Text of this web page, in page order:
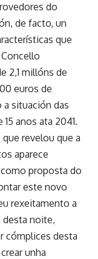
do
de facto, un
que
2,1 millóns de
euros de
situación das
anos ata 2041.
revelou que a
aparece
proposta do
este novo
rexeitamento a
noite,
cómplices desta
unha